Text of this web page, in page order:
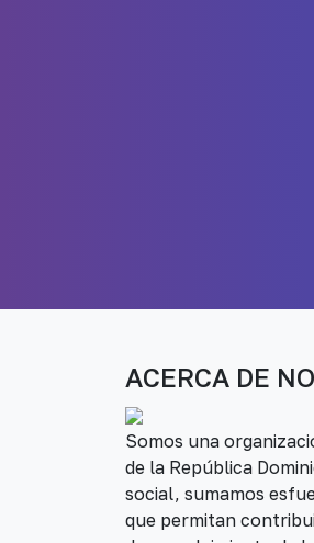
ACERCA DE
Somos una
de la República
social, sumamos
que permitan